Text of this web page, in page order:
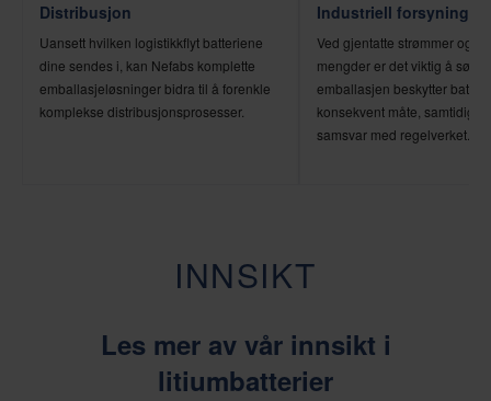
Distribusjon
Uansett hvilken logistikkflyt batteriene
dine sendes i, kan Nefabs komplette
emballasjeløsninger bidra til å forenkle
komplekse distribusjonsprosesser.
Industriell forsyning
Ved gjentatte strømmer og
mengder er det viktig å
emballasjen beskytter
konsekvent måte, samtidig
samsvar med regelverket.
INNSIKT
Les mer av vår innsikt i
litiumbatterier